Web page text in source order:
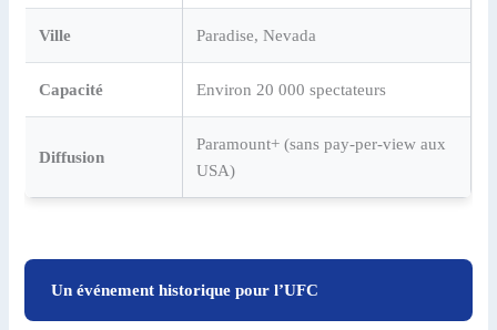
Ville Paradise, Nevada
Capacité Environ 20 000 spectateurs
Diffusion
Paramount+ (sans pay-per-view aux
USA)
Un événement historique pour l’UFC